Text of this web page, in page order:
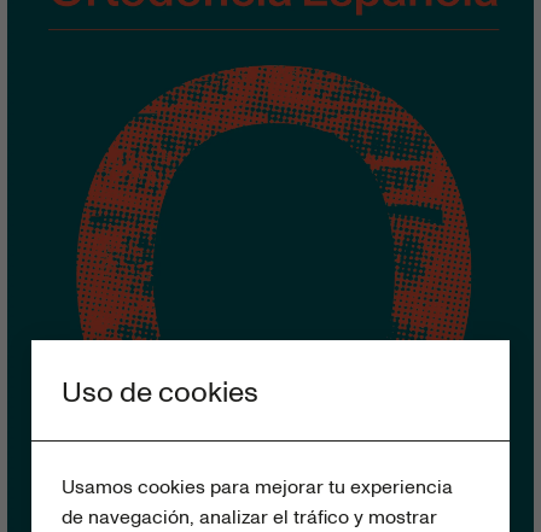
Uso de cookies
Usamos cookies para mejorar tu experiencia
de navegación, analizar el tráfico y mostrar